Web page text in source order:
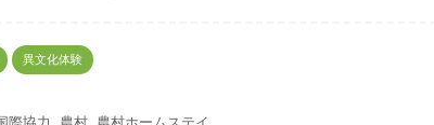
異文化体験